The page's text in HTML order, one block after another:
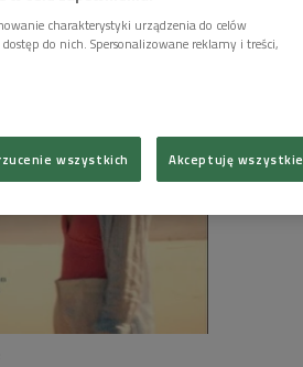
charakterystyki urządzenia do celów
do nich. Spersonalizowane reklamy i treści,
wszystkich Akceptuję wszystkie